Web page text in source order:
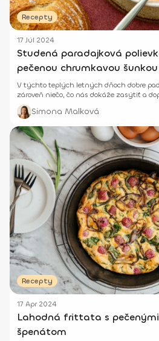
Recepty
17 Júl 2024
Studená paradajková
pečenou chrumkavou šunkou
V týchto teplých letných dňoch dobre
zároveň niečo, čo nás dokáže zasýtiť a
Skús preto túto neodolateľnú studenú
Simona Malková
Recepty
17 Apr 2024
Lahodná frittata s
špenátom